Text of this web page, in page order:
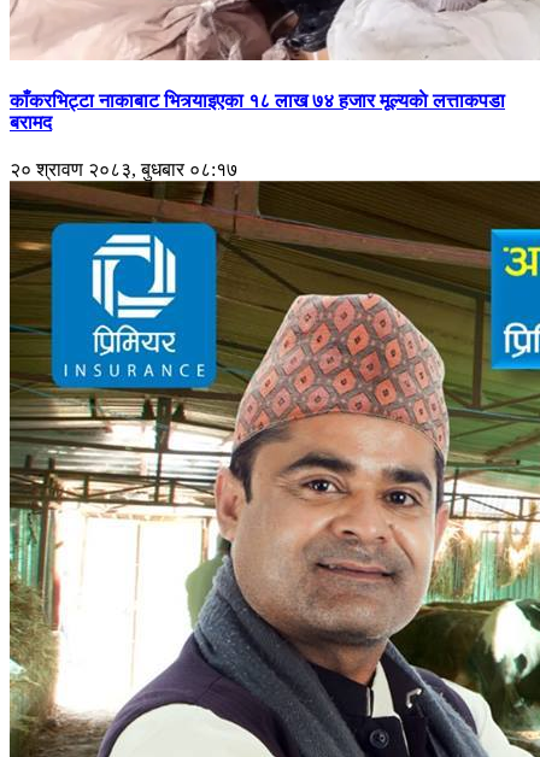
काँकरभिट्टा नाकाबाट भित्र्याइएका १८ लाख ७४ हजार मूल्यकाे लत्ताकपडा
बरामद
२० श्रावण २०८३, बुधबार ०८:१७